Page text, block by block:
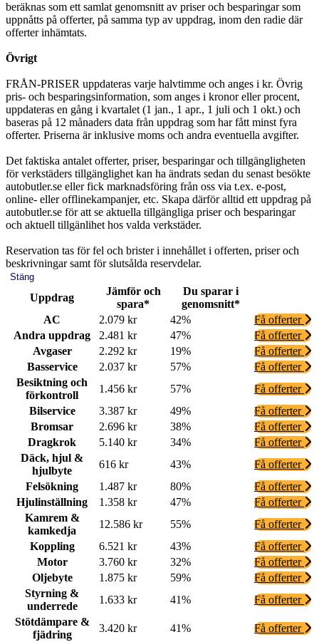
beräknas som ett samlat genomsnitt av priser och besparingar som
uppnåtts på offerter, på samma typ av uppdrag, inom den radie där
offerter inhämtats.
Övrigt
FRÅN-PRISER uppdateras varje halvtimme och anges i kr. Övrig
pris- och besparingsinformation, som anges i kronor eller procent,
uppdateras en gång i kvartalet (1 jan., 1 apr., 1 juli och 1 okt.) och
baseras på 12 månaders data från uppdrag som har fått minst fyra
offerter. Priserna är inklusive moms och andra eventuella avgifter.
Det faktiska antalet offerter, priser, besparingar och tillgängligheten
för verkstäders tillgänglighet kan ha ändrats sedan du senast besökte
autobutler.se eller fick marknadsföring från oss via t.ex. e-post,
online- eller offlinekampanjer, etc. Skapa därför alltid ett uppdrag på
autobutler.se för att se aktuella tillgängliga priser och besparingar
och aktuell tillgänlihet hos valda verkstäder.
Reservation tas för fel och brister i innehållet i offerten, priser och
beskrivningar samt för slutsålda reservdelar.
Stäng
Uppdrag
Jämför och
spara*
Du sparar i
genomsnitt*
AC
2.079 kr 42%
Få offerter
Andra uppdrag
2.481 kr 47%
Få offerter
Avgaser
2.292 kr 19%
Få offerter
Basservice
2.037 kr 57%
Få offerter
Besiktning och
förkontroll
1.456 kr 57%
Få offerter
Bilservice
3.387 kr 49%
Få offerter
Bromsar
2.696 kr 38%
Få offerter
Dragkrok
5.140 kr 34%
Få offerter
Däck, hjul &
hjulbyte
616 kr 43%
Få offerter
Felsökning
1.487 kr 80%
Få offerter
Hjulinställning
1.358 kr 47%
Få offerter
Kamrem &
kamkedja
12.586 kr 55%
Få offerter
Koppling
6.521 kr 43%
Få offerter
Motor
3.760 kr 32%
Få offerter
Oljebyte
1.875 kr 59%
Få offerter
Styrning &
underrede
1.633 kr 41%
Få offerter
Stötdämpare &
fjädring
3.420 kr 41% Få offerter